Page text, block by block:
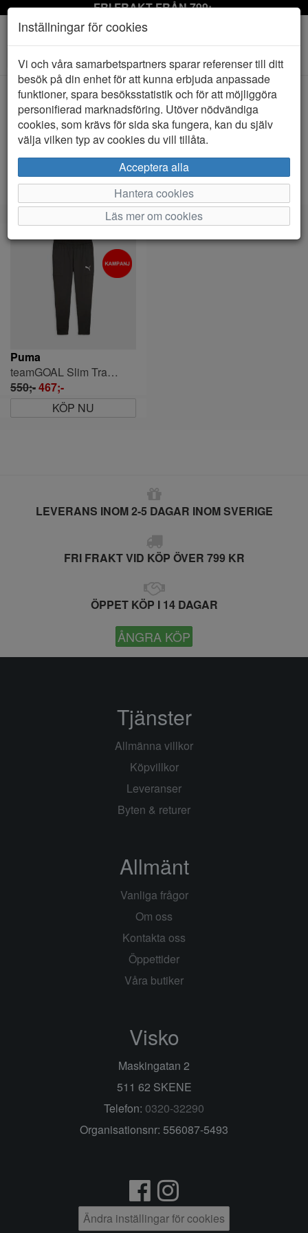
FRI FRAKT FRÅN 799:-
Toggle
navigation
Visa filter
RSK - Ledare (1 artiklar)
Sortera efter:
Puma
teamGOAL Slim Training Pants
550;-467;-
KÖP NU
LEVERANS INOM 2-5 DAGAR INOM SVERIGE
FRI FRAKT VID KÖP ÖVER 799 KR
ÖPPET KÖP I 14 DAGAR
ÅNGRA KÖP
Inställningar för cookies
Vi och våra samarbetspartners sparar referenser till ditt
besök på din enhet för att kunna erbjuda anpassade
funktioner, spara besöksstatistik och för att möjliggöra
personifierad marknadsföring. Utöver nödvändiga
cookies, som krävs för sida ska fungera, kan du själv
välja vilken typ av cookies du vill tillåta.
Acceptera alla
Hantera cookies
Läs mer om cookies
Tjänster
Allmänna villkor
Köpvillkor
Leveranser
Byten & returer
Allmänt
Vanliga frågor
Om oss
Kontakta oss
Öppettider
Våra butiker
Visko
Maskingatan 2
511 62 SKENE
Telefon: 0320-32290
Organisationsnr: 556087-5493
Ändra inställingar för cookies